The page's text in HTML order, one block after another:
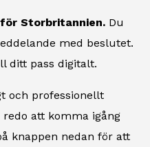
Storbritannien. Du
med beslutet.
ditt pass digitalt.
och professionellt
redo att komma igång
knappen nedan för att